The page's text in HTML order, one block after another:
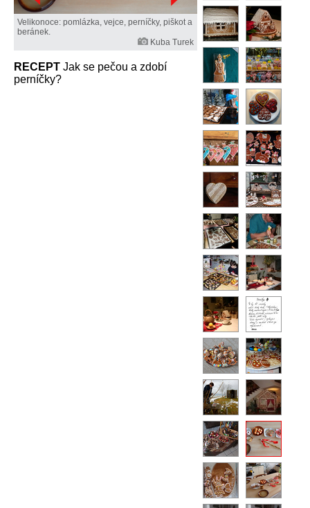
Velikonoce: pomlázka, vejce, perníčky, piškot a
beránek.
Kuba Turek
RECEPT Jak se pečou a zdobí
perníčky?